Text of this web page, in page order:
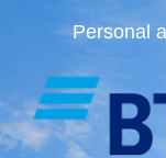
Personal